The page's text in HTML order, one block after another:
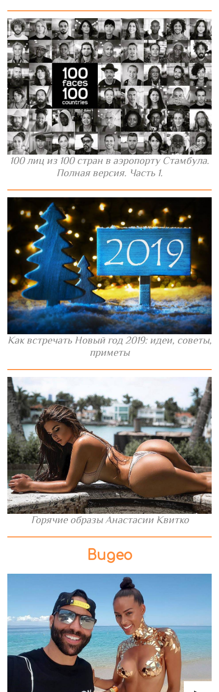
100 лиц из 100 стран в аэропорту Стамбула.
Полная версия. Часть 1.
Как встречать Новый год 2019: идеи, советы,
приметы
Горячие образы Анастасии Квитко
Видео